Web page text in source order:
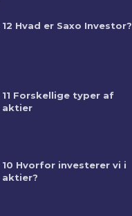
12 Hvad er Saxo Investor?
11 Forskellige typer af
aktier
10 Hvorfor investerer vi i
aktier?